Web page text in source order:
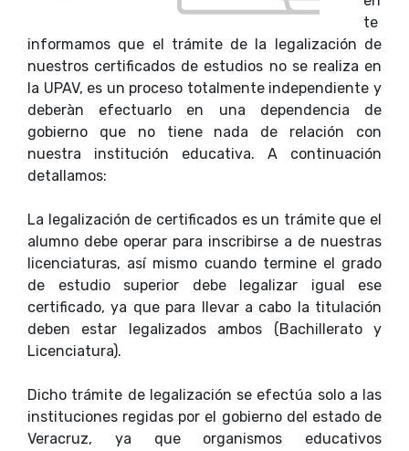
te
informamos que el trámite de la legalización de
nuestros certificados de estudios no se realiza en
la UPAV, es un proceso totalmente independiente y
deberàn efectuarlo en una dependencia de
gobierno que no tiene nada de relación con
nuestra institución educativa. A continuación
detallamos:
La legalización de certificados es un trámite que el
alumno debe operar para inscribirse a de nuestras
licenciaturas, así mismo cuando termine el grado
de estudio superior debe legalizar igual ese
certificado, ya que para llevar a cabo la titulación
deben estar legalizados ambos (Bachillerato y
Licenciatura).
Dicho trámite de legalización se efectúa solo a las
instituciones regidas por el gobierno del estado de
Veracruz, ya que organismos educativos